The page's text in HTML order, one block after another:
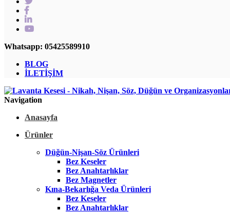
Whatsapp: 05425589910
BLOG
İLETİŞİM
Navigation
Anasayfa
Ürünler
Düğün-Nişan-Söz Ürünleri
Bez Keseler
Bez Anahtarlıklar
Bez Magnetler
Kına-Bekarlığa Veda Ürünleri
Bez Keseler
Bez Anahtarlıklar